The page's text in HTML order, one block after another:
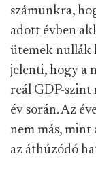
számunkra,
adott évben
ütemek nullák
jelenti, hogy a
reál GDP-szint
év során. Az
nem más, mint
az áthúzódó